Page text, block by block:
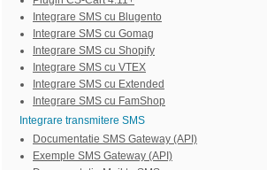
Integrare SMS cu Blugento
Integrare SMS cu Gomag
Integrare SMS cu Shopify
Integrare SMS cu VTEX
Integrare SMS cu Extended
Integrare SMS cu FamShop
Integrare transmitere SMS
Documentatie SMS Gateway (API)
Exemple SMS Gateway (API)